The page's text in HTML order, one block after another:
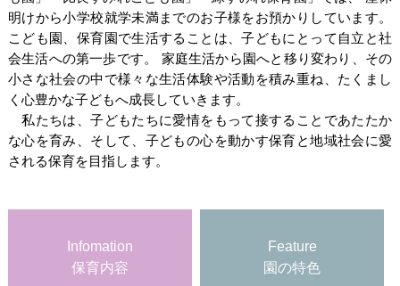
明けから小学校就学未満までのお子様をお預かりしています。
こども園、保育園で生活することは、子どもにとって自立と社
会生活への第一歩です。 家庭生活から園へと移り変わり、その
小さな社会の中で様々な生活体験や活動を積み重ね、たくまし
く心豊かな子どもへ成長していきます。
私たちは、子どもたちに愛情をもって接することであたたか
な心を育み、そして、子どもの心を動かす保育と地域社会に愛
される保育を目指します。
Infomation
保育内容
Feature
園の特色